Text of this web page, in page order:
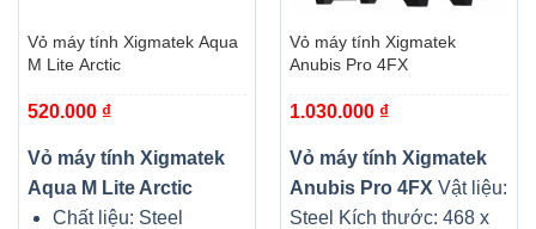
Vỏ máy tính Xigmatek Aqua
M Lite Arctic
520.000 ₫
Vỏ máy tính Xigmatek
Aqua M Lite Arctic
Chất liệu: Steel
Vỏ máy tính Xigmatek
Anubis Pro 4FX
1.030.000 ₫
Vỏ máy tính Xigmatek
Anubis Pro 4FX Vật liệu:
Steel Kích thước: 468 x